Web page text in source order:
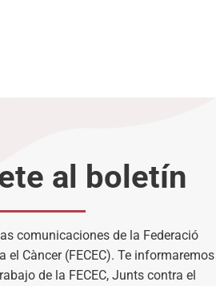
al boletín
comunicaciones de la Federació
el Càncer (FECEC). Te informaremos
de la FECEC, Junts contra el